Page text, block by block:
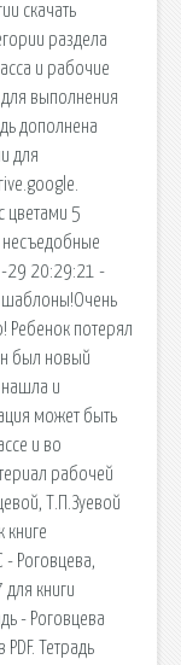
скачать
раздела
и рабочие
выполнения
дополнена
для
цветами 5
29 20:29:21 -
шаблоны!Очень
потерял
был новый
нашла и
может быть
и во
рабочей
Т.П.Зуевой
книге
- Роговцева,
книги
- Роговцева
Тетрадь